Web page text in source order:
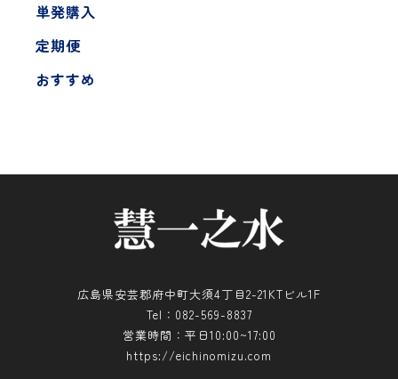
単発購入
定期便
おすすめ
広島県安芸郡府中町大須4丁目2-21KTビル1F
Tel：082-569-8837
営業時間：平日10:00~17:00
https://eichinomizu.com